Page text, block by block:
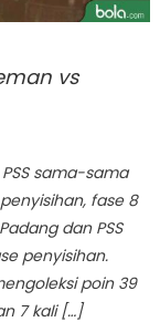
vs
sama-sama
fase 8
dan PSS
penyisihan.
poin 39
7 kali […]